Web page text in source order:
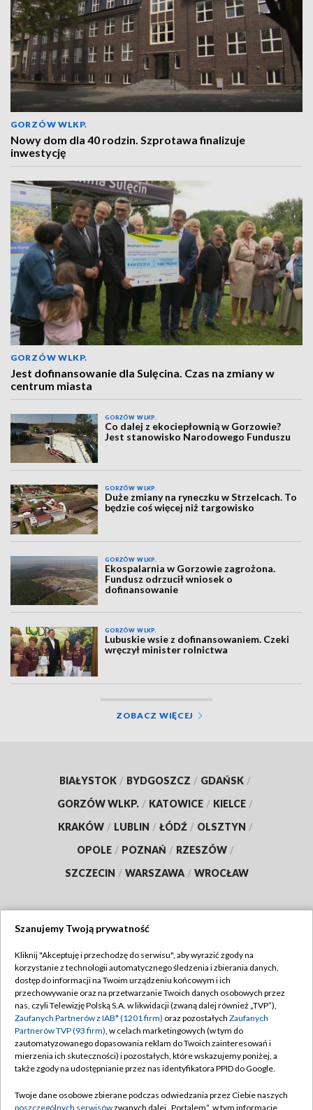
GORZÓW WLKP.
Nowy dom dla 40 rodzin. Szprotawa finalizuje
inwestycję
GORZÓW WLKP.
Jest dofinansowanie dla Sulęcina. Czas na zmiany w
centrum miasta
GORZÓW WLKP.
Co dalej z ekociepłownią w Gorzowie?
Jest stanowisko Narodowego Funduszu
GORZÓW WLKP.
Duże zmiany na ryneczku w Strzelcach. To
będzie coś więcej niż targowisko
GORZÓW WLKP.
Ekospalarnia w Gorzowie zagrożona.
Fundusz odrzucił wniosek o
dofinansowanie
GORZÓW WLKP.
Lubuskie wsie z dofinansowaniem. Czeki
wręczył minister rolnictwa
ZOBACZ WIĘCEJ
BIAŁYSTOK / BYDGOSZCZ / GDAŃSK /
GORZÓW WLKP. / KATOWICE / KIELCE /
KRAKÓW / LUBLIN / ŁÓDŹ / OLSZTYN /
OPOLE / POZNAŃ / RZESZÓW /
SZCZECIN / WARSZAWA / WROCŁAW
TVP
Abonament TVP
Emisja w TVP
Centrum informacji TVP
Naziemna Telewizja Cyfrowa
Rada Programowa
Regulamin TVP
Polityka prywatności
Moje zgody
Pomoc
Szanujemy Twoją prywatność
Kliknij "Akceptuję i przechodzę do serwisu", aby wyrazić zgody na
korzystanie z technologii automatycznego śledzenia i zbierania danych,
dostęp do informacji na Twoim urządzeniu końcowym i ich
przechowywanie oraz na przetwarzanie Twoich danych osobowych przez
nas, czyli Telewizję Polską S.A. w likwidacji (zwaną dalej również „TVP”),
Zaufanych Partnerów z IAB* (1201 firm) oraz pozostałych Zaufanych
Partnerów TVP (93 firm), w celach marketingowych (w tym do
zautomatyzowanego dopasowania reklam do Twoich zainteresowań i
mierzenia ich skuteczności) i pozostałych, które wskazujemy poniżej, a
także zgody na udostępnianie przez nas identyfikatora PPID do Google.
Twoje dane osobowe zbierane podczas odwiedzania przez Ciebie naszych
poszczególnych serwisówzwanych dalej „Portalem”, w tym informacje